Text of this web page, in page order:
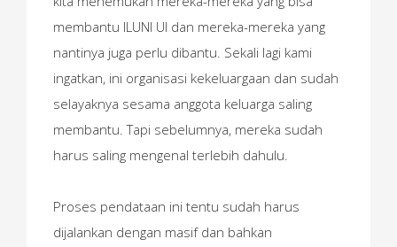
membantu ILUNI UI dan mereka-mereka yang
nantinya juga perlu dibantu. Sekali lagi kami
ingatkan, ini organisasi kekeluargaan dan sudah
selayaknya sesama anggota keluarga saling
membantu. Tapi sebelumnya, mereka sudah
harus saling mengenal terlebih dahulu.
Proses pendataan ini tentu sudah harus
dijalankan dengan masif dan bahkan